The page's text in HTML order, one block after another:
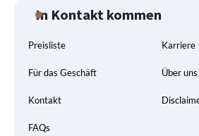
Beiträge
In Kontakt kommen
Preisliste Karriere
Für das Geschäft Über uns
Kontakt
FAQs